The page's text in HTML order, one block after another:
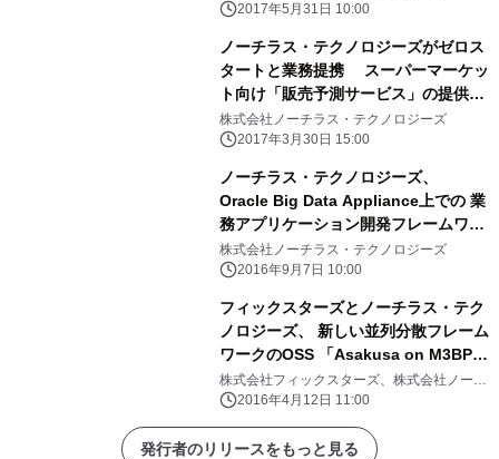
2017年5月31日 10:00
ノーチラス・テクノロジーズがゼロス
タートと業務提携 スーパーマーケッ
ト向け「販売予測サービス」の提供を
開始
株式会社ノーチラス・テクノロジーズ
2017年3月30日 15:00
ノーチラス・テクノロジーズ、
Oracle Big Data Appliance上での 業
務アプリケーション開発フレームワー
クと、 関連サービスの提供を開始
株式会社ノーチラス・テクノロジーズ
2016年9月7日 10:00
フィックスターズとノーチラス・テク
ノロジーズ、 新しい並列分散フレーム
ワークのOSS 「Asakusa on M3BP」
を共同開発 ― Asakusa
Framework(TM)の適用範囲を拡張
し、 さらなる高速化とTCO削減を実
現 ―
株式会社フィックスターズ、株式会社ノーチ
ラス・テクノロジーズ
2016年4月12日 11:00
発行者のリリースをもっと見る